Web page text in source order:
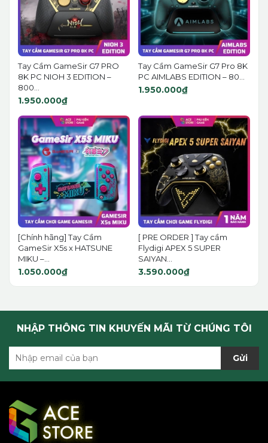
Tay Cầm GameSir G7 PRO
8K PC NIOH 3 EDITION –
800...
1.950.000₫
Tay Cầm GameSir G7 Pro 8K
PC AIMLABS EDITION – 80...
1.950.000₫
[Chính hãng] Tay Cầm
GameSir X5s x HATSUNE
MIKU –...
1.050.000₫
[ PRE ORDER ] Tay cầm
Flydigi APEX 5 SUPER
SAIYAN...
3.590.000₫
NHẬP THÔNG TIN KHUYẾN MÃI TỪ CHÚNG TÔI
Gửi